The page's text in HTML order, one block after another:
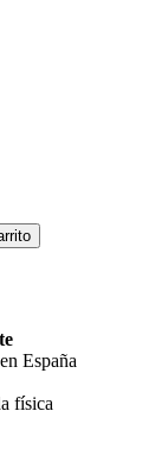
España
física